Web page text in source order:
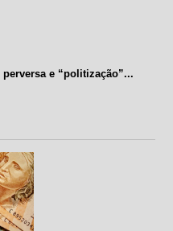
e “politização”...